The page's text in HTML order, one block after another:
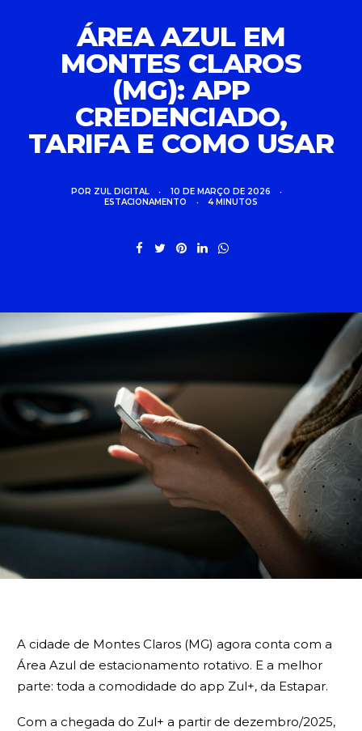
ÁREA AZUL EM
MONTES CLAROS
(MG): APP
CREDENCIADO,
TARIFA E COMO USAR
POR ZUL DIGITAL • 10 DE MARÇO DE 2026
•
ESTACIONAMENTO
• 4 MINUTOS
A cidade de Montes Claros (MG) agora conta com a
Área Azul de estacionamento rotativo. E a melhor
parte: toda a comodidade do app Zul+, da Estapar.
Com a chegada do Zul+ a partir de dezembro/2025,